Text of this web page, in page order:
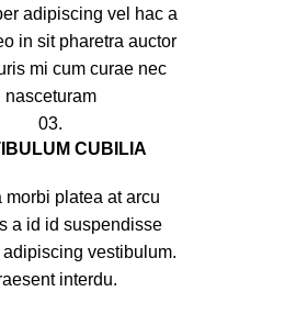
adipiscing vel hac a
in sit pharetra auctor
mi cum curae nec
nasceturam
03.
CUBILIA
morbi platea at arcu
a id id suspendisse
adipiscing vestibulum.
interdu.